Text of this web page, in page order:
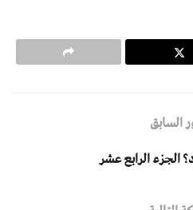
السابق
الجزء الرابع عشر